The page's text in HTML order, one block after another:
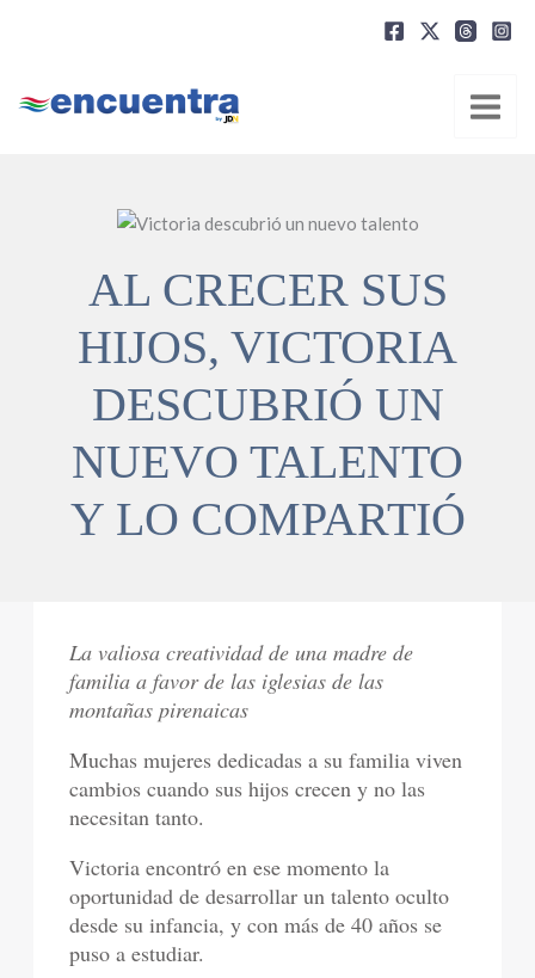
AL CRECER SUS
HIJOS, VICTORIA
DESCUBRIÓ UN
NUEVO TALENTO
Y LO COMPARTIÓ
La valiosa creatividad de una madre de
familia a favor de las iglesias de las
montañas pirenaicas
Muchas mujeres dedicadas a su familia viven
cambios cuando sus hijos crecen y no las
necesitan tanto.
Victoria encontró en ese momento la
oportunidad de desarrollar un talento oculto
desde su infancia, y con más de 40 años se
puso a estudiar.